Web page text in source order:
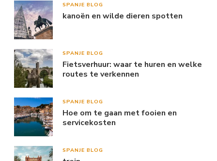
SPANJE BLOG
kanoën en wilde dieren spotten
SPANJE BLOG
Fietsverhuur: waar te huren en welke
routes te verkennen
SPANJE BLOG
Hoe om te gaan met fooien en
servicekosten
SPANJE BLOG